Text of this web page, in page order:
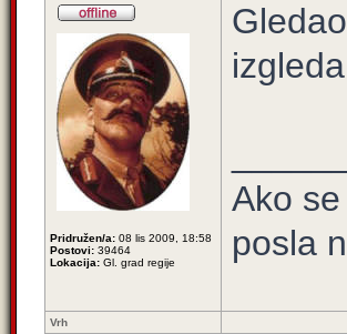
Pridružen/a: 08 lis 2009, 18:58
Postovi: 39464
Lokacija: Gl. grad regije
Ako
posla
Vrh